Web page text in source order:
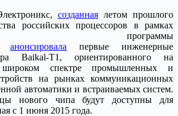
созданная летом прошлого
российских процессоров в рамках
программы
анонсировала первые инженерные
Baikal-Т1, ориентированного на
широком спектре промышленных и
на рынках коммуникационных
автоматики и встраиваемых систем.
нового чипа будут доступны для
с 1 июня 2015 года.